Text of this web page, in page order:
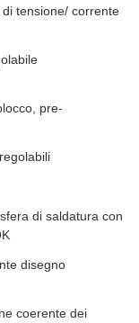
tensione/ corrente
pre-
di saldatura con
disegno
coerente dei